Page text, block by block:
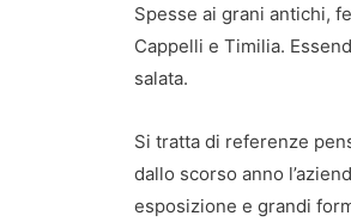
Spesse ai grani antichi,
Cappelli e Timilia.
salata.
Si tratta di referenze
dallo scorso anno
esposizione e grandi